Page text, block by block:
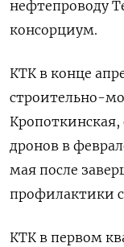
нефтепроводу
консорциум.
КТК в конце
строительно-
дронов в
мая после
профилактики
КТК в первом